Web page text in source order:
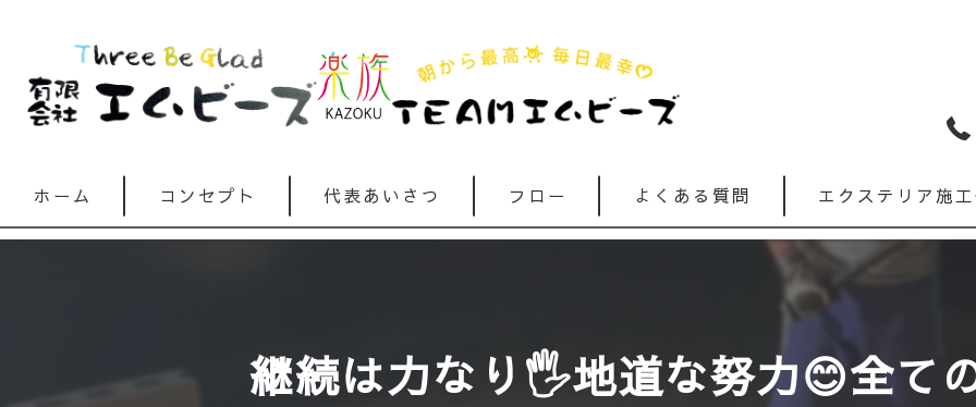
ホーム コンセプト 代表あいさつ フロー よくある質問 エクステリア施
継続は力なり🖐️地道な努力😊全て